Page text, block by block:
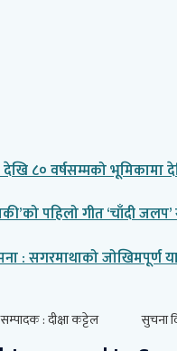
देखि ८० वर्षसम्मको भूमिकामा
पहिलो गीत ‘चाँदी
: सगरमाथाको जोखिमपूर्ण
: दीक्षा कट्टेल सुचना